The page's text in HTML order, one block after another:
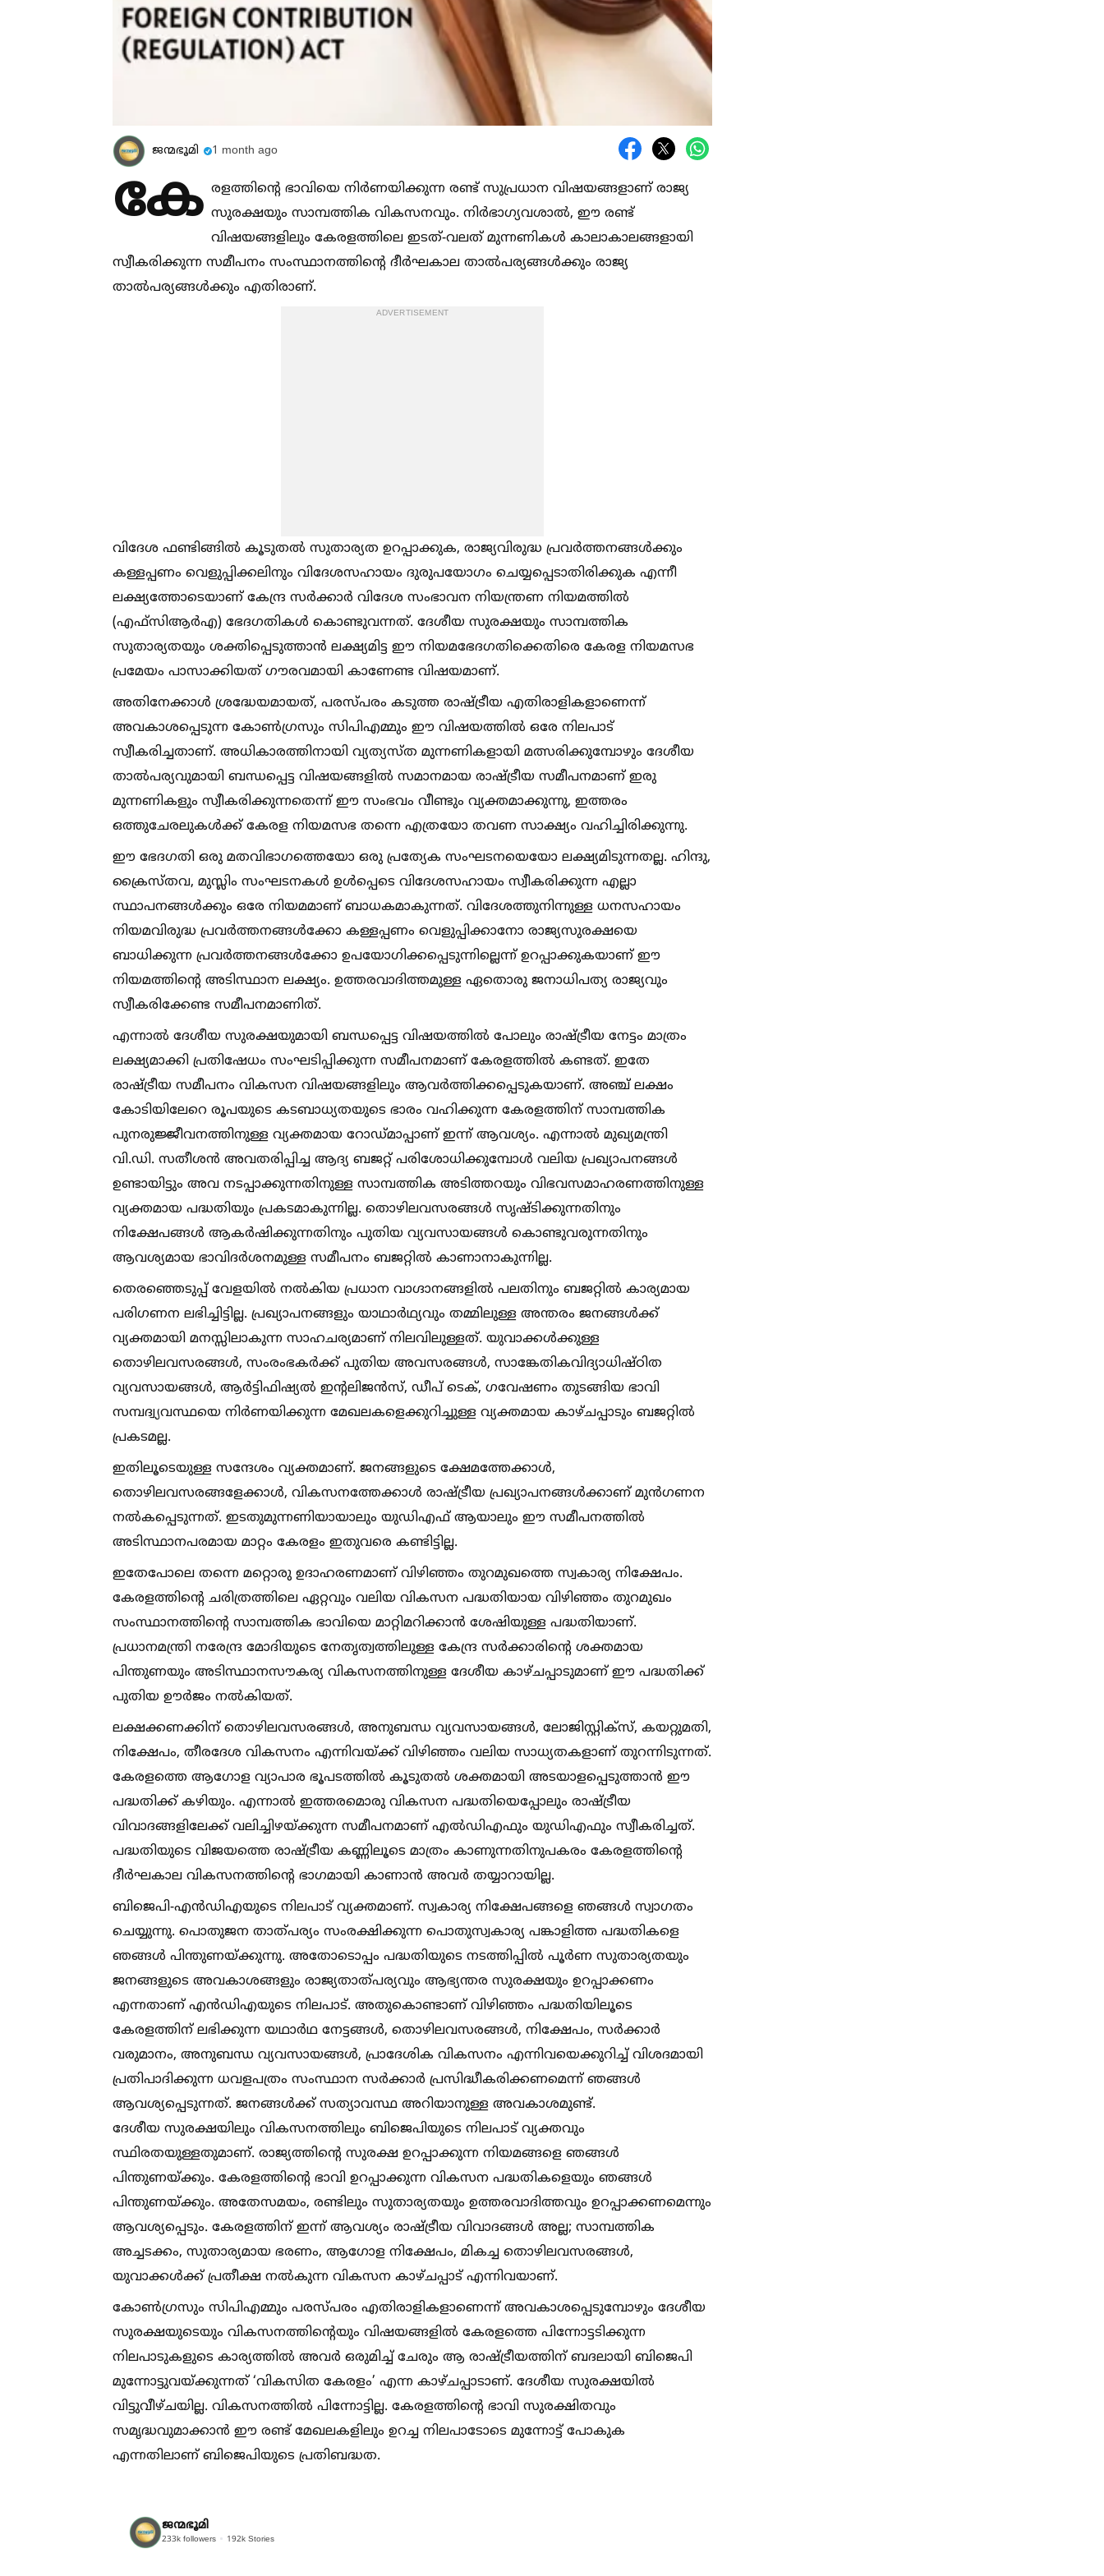
ജന്മഭൂമി 1 month ago
കേ രളത്തിന്റെ ഭാവിയെ നിര്‍ണയിക്കുന്ന രണ്ട് സുപ്രധാന വിഷയങ്ങളാണ് രാജ്യ
സുരക്ഷയും സാമ്പത്തിക വികസനവും. നിര്‍ഭാഗ്യവശാല്‍, ഈ രണ്ട്
വിഷയങ്ങളിലും കേരളത്തിലെ ഇടത്-വലത് മുന്നണികള്‍ കാലാകാലങ്ങളായി
സ്വീകരിക്കുന്ന സമീപനം സംസ്ഥാനത്തിന്റെ ദീര്‍ഘകാല താല്‍പര്യങ്ങള്‍ക്കും രാജ്യ
താല്‍പര്യങ്ങള്‍ക്കും എതിരാണ്.
ADVERTISEMENT
വിദേശ ഫണ്ടിങ്ങില്‍ കൂടുതല്‍ സുതാര്യത ഉറപ്പാക്കുക, രാജ്യവിരുദ്ധ പ്രവര്‍ത്തനങ്ങള്‍ക്കും
കള്ളപ്പണം വെളുപ്പിക്കലിനും വിദേശസഹായം ദുരുപയോഗം ചെയ്യപ്പെടാതിരിക്കുക എന്നീ
ലക്ഷ്യത്തോടെയാണ് കേന്ദ്ര സര്‍ക്കാര്‍ വിദേശ സംഭാവന നിയന്ത്രണ നിയമത്തില്‍
(എഫ്‌സിആര്‍എ) ഭേദഗതികള്‍ കൊണ്ടുവന്നത്. ദേശീയ സുരക്ഷയും സാമ്പത്തിക
സുതാര്യതയും ശക്തിപ്പെടുത്താന്‍ ലക്ഷ്യമിട്ട ഈ നിയമഭേദഗതിക്കെതിരെ കേരള നിയമസഭ
പ്രമേയം പാസാക്കിയത് ഗൗരവമായി കാണേണ്ട വിഷയമാണ്.
അതിനേക്കാള്‍ ശ്രദ്ധേയമായത്, പരസ്പരം കടുത്ത രാഷ്‌ട്രീയ എതിരാളികളാണെന്ന്
അവകാശപ്പെടുന്ന കോണ്‍ഗ്രസും സിപിഎമ്മും ഈ വിഷയത്തില്‍ ഒരേ നിലപാട്
സ്വീകരിച്ചതാണ്. അധികാരത്തിനായി വ്യത്യസ്ത മുന്നണികളായി മത്സരിക്കുമ്പോഴും ദേശീയ
താല്‍പര്യവുമായി ബന്ധപ്പെട്ട വിഷയങ്ങളില്‍ സമാനമായ രാഷ്‌ട്രീയ സമീപനമാണ് ഇരു
മുന്നണികളും സ്വീകരിക്കുന്നതെന്ന് ഈ സംഭവം വീണ്ടും വ്യക്തമാക്കുന്നു, ഇത്തരം
ഒത്തുചേരലുകള്‍ക്ക് കേരള നിയമസഭ തന്നെ എത്രയോ തവണ സാക്ഷ്യം വഹിച്ചിരിക്കുന്നു.
ഈ ഭേദഗതി ഒരു മതവിഭാഗത്തെയോ ഒരു പ്രത്യേക സംഘടനയെയോ ലക്ഷ്യമിടുന്നതല്ല. ഹിന്ദു,
ക്രൈസ്തവ, മുസ്ലിം സംഘടനകള്‍ ഉള്‍പ്പെടെ വിദേശസഹായം സ്വീകരിക്കുന്ന എല്ലാ
സ്ഥാപനങ്ങള്‍ക്കും ഒരേ നിയമമാണ് ബാധകമാകുന്നത്. വിദേശത്തുനിന്നുള്ള ധനസഹായം
നിയമവിരുദ്ധ പ്രവര്‍ത്തനങ്ങള്‍ക്കോ കള്ളപ്പണം വെളുപ്പിക്കാനോ രാജ്യസുരക്ഷയെ
ബാധിക്കുന്ന പ്രവര്‍ത്തനങ്ങള്‍ക്കോ ഉപയോഗിക്കപ്പെടുന്നില്ലെന്ന് ഉറപ്പാക്കുകയാണ് ഈ
നിയമത്തിന്റെ അടിസ്ഥാന ലക്ഷ്യം. ഉത്തരവാദിത്തമുള്ള ഏതൊരു ജനാധിപത്യ രാജ്യവും
സ്വീകരിക്കേണ്ട സമീപനമാണിത്.
എന്നാല്‍ ദേശീയ സുരക്ഷയുമായി ബന്ധപ്പെട്ട വിഷയത്തില്‍ പോലും രാഷ്‌ട്രീയ നേട്ടം മാത്രം
ലക്ഷ്യമാക്കി പ്രതിഷേധം സംഘടിപ്പിക്കുന്ന സമീപനമാണ് കേരളത്തില്‍ കണ്ടത്. ഇതേ
രാഷ്‌ട്രീയ സമീപനം വികസന വിഷയങ്ങളിലും ആവര്‍ത്തിക്കപ്പെടുകയാണ്. അഞ്ച് ലക്ഷം
കോടിയിലേറെ രൂപയുടെ കടബാധ്യതയുടെ ഭാരം വഹിക്കുന്ന കേരളത്തിന് സാമ്പത്തിക
പുനരുജ്ജീവനത്തിനുള്ള വ്യക്തമായ റോഡ്മാപ്പാണ് ഇന്ന് ആവശ്യം. എന്നാല്‍ മുഖ്യമന്ത്രി
വി.ഡി. സതീശന്‍ അവതരിപ്പിച്ച ആദ്യ ബജറ്റ് പരിശോധിക്കുമ്പോള്‍ വലിയ പ്രഖ്യാപനങ്ങള്‍
ഉണ്ടായിട്ടും അവ നടപ്പാക്കുന്നതിനുള്ള സാമ്പത്തിക അടിത്തറയും വിഭവസമാഹരണത്തിനുള്ള
വ്യക്തമായ പദ്ധതിയും പ്രകടമാകുന്നില്ല. തൊഴിലവസരങ്ങള്‍ സൃഷ്ടിക്കുന്നതിനും
നിക്ഷേപങ്ങള്‍ ആകര്‍ഷിക്കുന്നതിനും പുതിയ വ്യവസായങ്ങള്‍ കൊണ്ടുവരുന്നതിനും
ആവശ്യമായ ഭാവിദര്‍ശനമുള്ള സമീപനം ബജറ്റില്‍ കാണാനാകുന്നില്ല.
തെരഞ്ഞെടുപ്പ് വേളയില്‍ നല്‍കിയ പ്രധാന വാഗ്ദാനങ്ങളില്‍ പലതിനും ബജറ്റില്‍ കാര്യമായ
പരിഗണന ലഭിച്ചിട്ടില്ല. പ്രഖ്യാപനങ്ങളും യാഥാര്‍ഥ്യവും തമ്മിലുള്ള അന്തരം ജനങ്ങള്‍ക്ക്
വ്യക്തമായി മനസ്സിലാകുന്ന സാഹചര്യമാണ് നിലവിലുള്ളത്. യുവാക്കള്‍ക്കുള്ള
തൊഴിലവസരങ്ങള്‍, സംരംഭകര്‍ക്ക് പുതിയ അവസരങ്ങള്‍, സാങ്കേതികവിദ്യാധിഷ്ഠിത
വ്യവസായങ്ങള്‍, ആര്‍ട്ടിഫിഷ്യല്‍ ഇന്റലിജന്‍സ്, ഡീപ് ടെക്, ഗവേഷണം തുടങ്ങിയ ഭാവി
സമ്പദ്വ്യവസ്ഥയെ നിര്‍ണയിക്കുന്ന മേഖലകളെക്കുറിച്ചുള്ള വ്യക്തമായ കാഴ്ചപ്പാടും ബജറ്റില്‍
പ്രകടമല്ല.
ഇതിലൂടെയുള്ള സന്ദേശം വ്യക്തമാണ്. ജനങ്ങളുടെ ക്ഷേമത്തേക്കാള്‍,
തൊഴിലവസരങ്ങളേക്കാള്‍, വികസനത്തേക്കാള്‍ രാഷ്‌ട്രീയ പ്രഖ്യാപനങ്ങള്‍ക്കാണ് മുന്‍ഗണന
നല്‍കപ്പെടുന്നത്. ഇടതുമുന്നണിയായാലും യുഡിഎഫ് ആയാലും ഈ സമീപനത്തില്‍
അടിസ്ഥാനപരമായ മാറ്റം കേരളം ഇതുവരെ കണ്ടിട്ടില്ല.
ഇതേപോലെ തന്നെ മറ്റൊരു ഉദാഹരണമാണ് വിഴിഞ്ഞം തുറമുഖത്തെ സ്വകാര്യ നിക്ഷേപം.
കേരളത്തിന്റെ ചരിത്രത്തിലെ ഏറ്റവും വലിയ വികസന പദ്ധതിയായ വിഴിഞ്ഞം തുറമുഖം
സംസ്ഥാനത്തിന്റെ സാമ്പത്തിക ഭാവിയെ മാറ്റിമറിക്കാന്‍ ശേഷിയുള്ള പദ്ധതിയാണ്.
പ്രധാനമന്ത്രി നരേന്ദ്ര മോദിയുടെ നേതൃത്വത്തിലുള്ള കേന്ദ്ര സര്‍ക്കാരിന്റെ ശക്തമായ
പിന്തുണയും അടിസ്ഥാനസൗകര്യ വികസനത്തിനുള്ള ദേശീയ കാഴ്ചപ്പാടുമാണ് ഈ പദ്ധതിക്ക്
പുതിയ ഊര്‍ജം നല്‍കിയത്.
ലക്ഷക്കണക്കിന് തൊഴിലവസരങ്ങള്‍, അനുബന്ധ വ്യവസായങ്ങള്‍, ലോജിസ്റ്റിക്‌സ്, കയറ്റുമതി,
നിക്ഷേപം, തീരദേശ വികസനം എന്നിവയ്‌ക്ക് വിഴിഞ്ഞം വലിയ സാധ്യതകളാണ് തുറന്നിടുന്നത്.
കേരളത്തെ ആഗോള വ്യാപാര ഭൂപടത്തില്‍ കൂടുതല്‍ ശക്തമായി അടയാളപ്പെടുത്താന്‍ ഈ
പദ്ധതിക്ക് കഴിയും. എന്നാല്‍ ഇത്തരമൊരു വികസന പദ്ധതിയെപ്പോലും രാഷ്‌ട്രീയ
വിവാദങ്ങളിലേക്ക് വലിച്ചിഴയ്‌ക്കുന്ന സമീപനമാണ് എല്‍ഡിഎഫും യുഡിഎഫും സ്വീകരിച്ചത്.
പദ്ധതിയുടെ വിജയത്തെ രാഷ്‌ട്രീയ കണ്ണിലൂടെ മാത്രം കാണുന്നതിനുപകരം കേരളത്തിന്റെ
ദീര്‍ഘകാല വികസനത്തിന്റെ ഭാഗമായി കാണാന്‍ അവര്‍ തയ്യാറായില്ല.
ബിജെപി-എന്‍ഡിഎയുടെ നിലപാട് വ്യക്തമാണ്. സ്വകാര്യ നിക്ഷേപങ്ങളെ ഞങ്ങള്‍ സ്വാഗതം
ചെയ്യുന്നു. പൊതുജന താത്പര്യം സംരക്ഷിക്കുന്ന പൊതുസ്വകാര്യ പങ്കാളിത്ത പദ്ധതികളെ
ഞങ്ങള്‍ പിന്തുണയ്‌ക്കുന്നു. അതോടൊപ്പം പദ്ധതിയുടെ നടത്തിപ്പില്‍ പൂര്‍ണ സുതാര്യതയും
ജനങ്ങളുടെ അവകാശങ്ങളും രാജ്യതാത്പര്യവും ആഭ്യന്തര സുരക്ഷയും ഉറപ്പാക്കണം
എന്നതാണ് എന്‍ഡിഎയുടെ നിലപാട്. അതുകൊണ്ടാണ് വിഴിഞ്ഞം പദ്ധതിയിലൂടെ
കേരളത്തിന് ലഭിക്കുന്ന യഥാര്‍ഥ നേട്ടങ്ങള്‍, തൊഴിലവസരങ്ങള്‍, നിക്ഷേപം, സര്‍ക്കാര്‍
വരുമാനം, അനുബന്ധ വ്യവസായങ്ങള്‍, പ്രാദേശിക വികസനം എന്നിവയെക്കുറിച്ച്‌ വിശദമായി
പ്രതിപാദിക്കുന്ന ധവളപത്രം സംസ്ഥാന സര്‍ക്കാര്‍ പ്രസിദ്ധീകരിക്കണമെന്ന് ഞങ്ങള്‍
ആവശ്യപ്പെടുന്നത്. ജനങ്ങള്‍ക്ക് സത്യാവസ്ഥ അറിയാനുള്ള അവകാശമുണ്ട്.
ദേശീയ സുരക്ഷയിലും വികസനത്തിലും ബിജെപിയുടെ നിലപാട് വ്യക്തവും
സ്ഥിരതയുള്ളതുമാണ്. രാജ്യത്തിന്റെ സുരക്ഷ ഉറപ്പാക്കുന്ന നിയമങ്ങളെ ഞങ്ങള്‍
പിന്തുണയ്‌ക്കും. കേരളത്തിന്റെ ഭാവി ഉറപ്പാക്കുന്ന വികസന പദ്ധതികളെയും ഞങ്ങള്‍
പിന്തുണയ്‌ക്കും. അതേസമയം, രണ്ടിലും സുതാര്യതയും ഉത്തരവാദിത്തവും ഉറപ്പാക്കണമെന്നും
ആവശ്യപ്പെടും. കേരളത്തിന് ഇന്ന് ആവശ്യം രാഷ്‌ട്രീയ വിവാദങ്ങള്‍ അല്ല; സാമ്പത്തിക
അച്ചടക്കം, സുതാര്യമായ ഭരണം, ആഗോള നിക്ഷേപം, മികച്ച തൊഴിലവസരങ്ങള്‍,
യുവാക്കള്‍ക്ക് പ്രതീക്ഷ നല്‍കുന്ന വികസന കാഴ്ചപ്പാട് എന്നിവയാണ്.
കോണ്‍ഗ്രസും സിപിഎമ്മും പരസ്പരം എതിരാളികളാണെന്ന് അവകാശപ്പെടുമ്പോഴും ദേശീയ
സുരക്ഷയുടെയും വികസനത്തിന്റെയും വിഷയങ്ങളില്‍ കേരളത്തെ പിന്നോട്ടടിക്കുന്ന
നിലപാടുകളുടെ കാര്യത്തില്‍ അവര്‍ ഒരുമിച്ച്‌ ചേരും ആ രാഷ്‌ട്രീയത്തിന് ബദലായി ബിജെപി
മുന്നോട്ടുവയ്‌ക്കുന്നത് ‘വികസിത കേരളം’ എന്ന കാഴ്ചപ്പാടാണ്. ദേശീയ സുരക്ഷയില്‍
വിട്ടുവീഴ്ചയില്ല. വികസനത്തില്‍ പിന്നോട്ടില്ല. കേരളത്തിന്റെ ഭാവി സുരക്ഷിതവും
സമൃദ്ധവുമാക്കാന്‍ ഈ രണ്ട് മേഖലകളിലും ഉറച്ച നിലപാടോടെ മുന്നോട്ട് പോകുക
എന്നതിലാണ് ബിജെപിയുടെ പ്രതിബദ്ധത.
ജന്മഭൂമി
233k followers 192k Stories